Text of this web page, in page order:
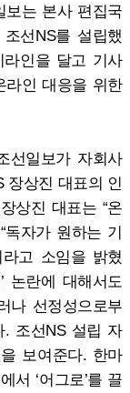
보는 본사 편집국
선NS를 설립했
라인을 달고 기사
라인 대응을 위한
선일보가 자회사
장상진 대표의 인
상진 대표는 “온
독자가 원하는 기
고 소임을 밝혔
논란에 대해서도
나 선정성으로부
. 조선NS 설립 자
보여준다. 한마
서 ‘어그로’를 끌